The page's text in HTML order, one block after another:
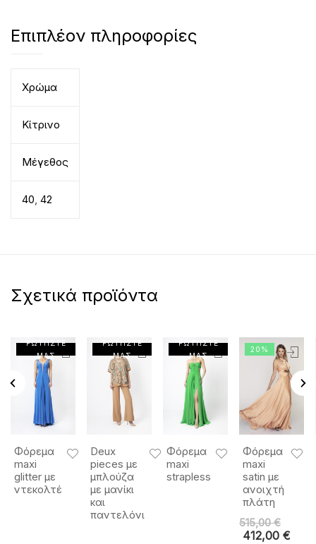
Επιπλέον πληροφορίες
Χρώμα
Κίτρινο
Μέγεθος
40, 42
Σχετικά προϊόντα
ΡΩΤΗΣΤΕ
ΜΑΣ
Φόρεμα
maxi
glitter με
ντεκολτέ
ΡΩΤΗΣΤΕ
ΜΑΣ
Deux
pieces με
μπλούζα
με μανίκι
και
παντελόνι
ΡΩΤΗΣΤΕ
ΜΑΣ
Φόρεμα
maxi
strapless
20%
Φόρεμα
maxi
satin με
ανοιχτή
πλάτη
515,00€
412,00€